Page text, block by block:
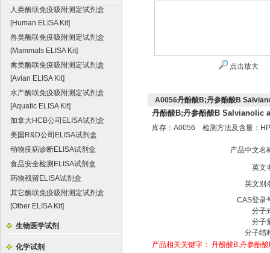
人类酶联免疫吸附测定试剂盒
[Human ELISA Kit]
兽类酶联免疫吸附测定试剂盒
[Mammals ELISA Kit]
禽类酶联免疫吸附测定试剂盒
[Avian ELISA Kit]
水产酶联免疫吸附测定试剂盒
[Aquatic ELISA Kit]
加拿大HCB公司ELISA试剂盒
美国R&D公司ELISA试剂盒
动物疫病诊断ELISA试剂盒
食品安全检测ELISA试剂盒
药物残留ELISA试剂盒
其它酶联免疫吸附测定试剂盒
[Other ELISA Kit]
生物医学试剂
化学试剂
点击放大
A0056丹酚酸B;丹参酚酸B
丹酚酸B;丹参酚酸B Salvianolic
库存：A0056 检测方法及含量：
产品中文名
英文
英文别
CAS登录
分子
分子
分子结
产品相关关键字： 丹酚酸B;丹参酚